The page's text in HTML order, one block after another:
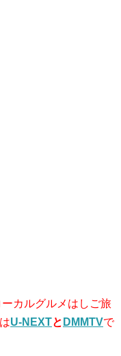
カルグルメはしご旅
U-NEXTと DMMTVで